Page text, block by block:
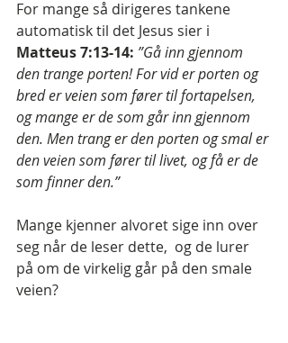
For mange så dirigeres tankene
automatisk til det Jesus sier i
Matteus 7:13-14: ”Gå inn gjennom
den trange porten! For vid er porten og
bred er veien som fører til fortapelsen,
og mange er de som går inn gjennom
den. Men trang er den porten og smal er
den veien som fører til livet, og få er de
som finner den.”
Mange kjenner alvoret sige inn over
seg når de leser dette,  og de lurer
på om de virkelig går på den smale
veien?